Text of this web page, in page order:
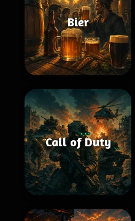
Bier
Call of Duty